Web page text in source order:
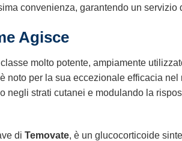
convenienza, garantendo un servizio
Agisce
molto potente, ampiamente
noto per la sua eccezionale efficacia
negli strati cutanei e modulando la
di Temovate, è un glucocorticoide